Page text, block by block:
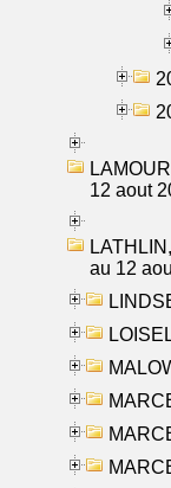
12 aout
au 12